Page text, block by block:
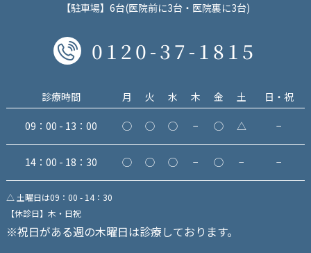
【駐車場】6台(医院前に3台・医院裏に3台)
0120-37-1815
診療時間 月 火 水 木 金 土 日・祝
09：00 - 13：00 ◯ ◯ ◯ − ◯ △ −
14：00 - 18：30 ◯ ◯ ◯ − ◯ − −
△ 土曜日は09：00 - 14：30
【休診日】木・日祝
※祝日がある週の木曜日は診療しております。